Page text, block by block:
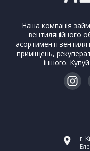
Наша компанія
вентиляційного
асортименті
приміщень,
іншого.
г.